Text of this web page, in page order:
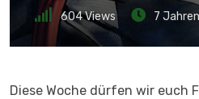
604Views 7
Diese Woche dürfen wir euch